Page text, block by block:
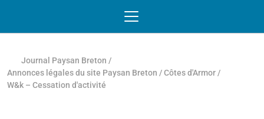
Journal Paysan Breton /
Annonces légales du site Paysan Breton /Côtes d'Armor /
W&k – Cessation d'activité